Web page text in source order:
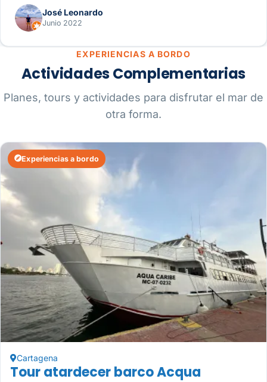
José Leonardo
Junio 2022
EXPERIENCIAS A BORDO
Actividades Complementarias
Planes, tours y actividades para disfrutar el mar de
otra forma.
Experiencias a bordo
Cartagena
Tour atardecer barco Acqua